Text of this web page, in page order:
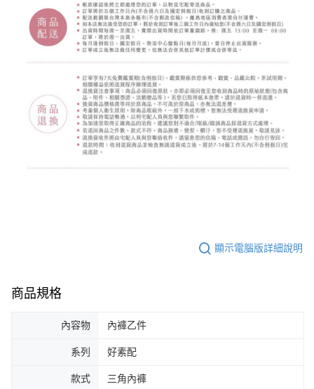
顯示電腦版詳細說明
商品規格
內容物 內褲乙件
系列 好素配
款式 三角內褲